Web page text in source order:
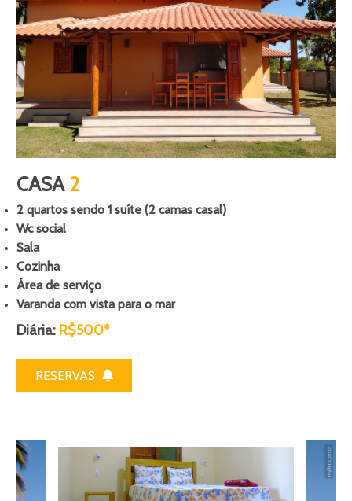
CASA2
2 quartos sendo 1 suíte (2 camas casal)
Wc social
Sala
Cozinha
Área de serviço
Varanda com vista para o mar
Diária: R$500*
RESERVAS